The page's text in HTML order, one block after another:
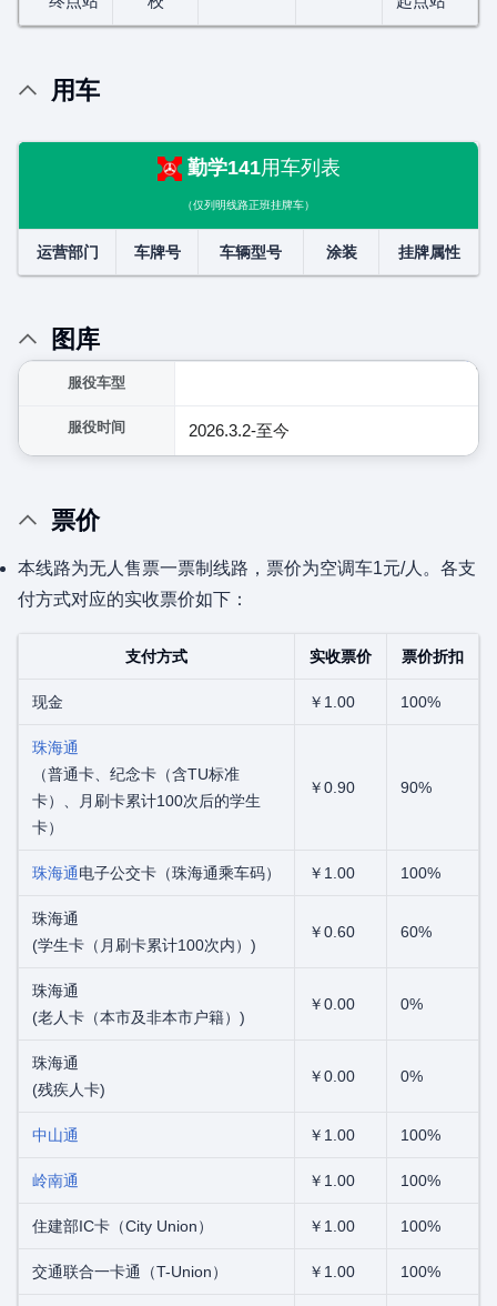
用车
勤学141用车列表
（仅列明线路正班挂牌车）
运营部门 车牌号 车辆型号 涂装 挂牌属性
图库
服役车型
服役时间 2026.3.2-至今
展开
票价
本线路为无人售票一票制线路，票价为空调车1元/人。各支
付方式对应的实收票价如下：
支付方式 实收票价 票价折扣
现金 ￥1.00 100%
珠海通
（普通卡、纪念卡（含TU标准
卡）、月刷卡累计100次后的学生
卡）
￥0.90 90%
珠海通电子公交卡（珠海通乘车码） ￥1.00 100%
珠海通
(学生卡（月刷卡累计100次内）)
￥0.60 60%
珠海通
(老人卡（本市及非本市户籍）)
￥0.00 0%
珠海通
(残疾人卡)
￥0.00 0%
中山通 ￥1.00 100%
岭南通 ￥1.00 100%
住建部IC卡（City Union） ￥1.00 100%
交通联合一卡通（T-Union） ￥1.00 100%